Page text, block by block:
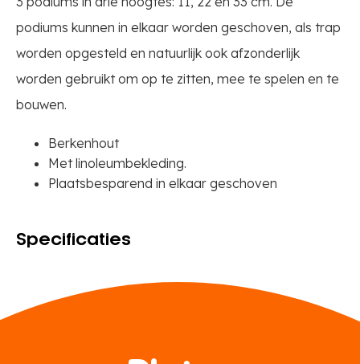
podiums kunnen in elkaar worden geschoven, als trap
worden opgesteld en natuurlijk ook afzonderlijk
worden gebruikt om op te zitten, mee te spelen en te
bouwen.
Berkenhout
Met linoleumbekleding.
Plaatsbesparend in elkaar geschoven
Specificaties